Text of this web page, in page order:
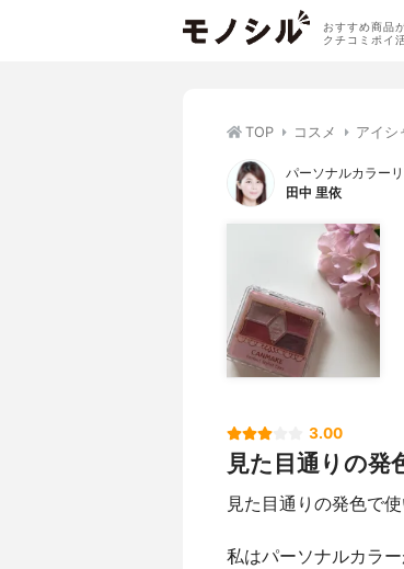
おすすめ商品
クチコミポイ
TOP コスメ アイシ
パーソナルカラー
田中 里依
3.00
見た目通りの発
見た目通りの発色で使
私はパーソナルカラ